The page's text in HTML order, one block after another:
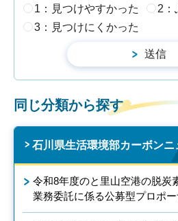
1：見つけやすかった
2：
3：見つけにくかった
同じ分類から探す
石川県生活環境部カーボン
令和8年度のと里山空港の脱炭
業務委託に係る公募型プロポ